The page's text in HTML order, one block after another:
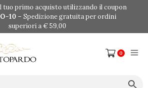
tuo primo acquisto utilizzando il coupon
10 – Spedizione gratuita per ordini
superiori a € 59,00
0